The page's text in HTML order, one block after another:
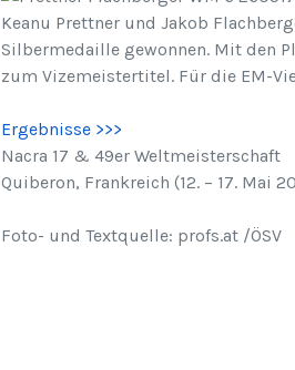
Keanu Prettner und Jakob
Silbermedaille gewonnen. Mit den
zum Vizemeistertitel. Für die EM-
Ergebnisse >>>
Nacra 17 & 49er Weltmeisterschaft
Quiberon, Frankreich (12. – 17. Mai
Foto- und Textquelle: profs.at /ÖSV